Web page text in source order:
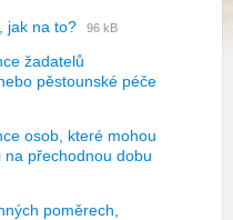
jak na to? Prípona
Veľkosť
96 kB
žadatelů
pěstounské péče
osob, které mohou
přechodnou dobu
poměrech,